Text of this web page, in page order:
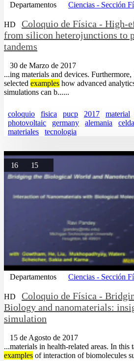
Departamentos Ciencias - Sección
HD
Coloquio de Física - High-
from silicon heterojunctions to
tandems
30 de Marzo de 2017
...ing materials and devices.
selected examples how advanced
simulations can b......
coloquio fisica pucp 2017 material
photovoltaic
germany alemania celda
materiales
tecnologia
16 15
Departamentos Ciencias - Sección
HD
Coloquio de Física -
Biology and nanomaterials:
simulation
15 de Agosto de 2017
...materials in health-related areas. In
examples of interaction of biomolecules